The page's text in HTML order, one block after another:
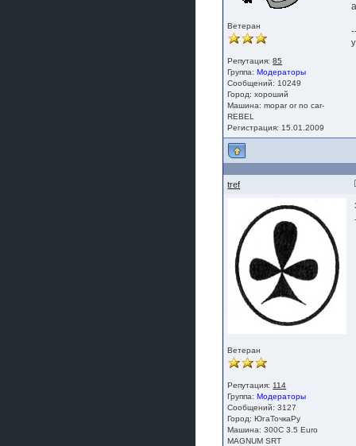
Ветеран
Репутация:85
Группа:Модераторы
Сообщений: 10249
Город: хороший
Машина: mopar or no car-
REBEL
Регистрация: 15.01.2009
tref
Ветеран
Репутация: 114
Группа:Модераторы
Сообщений: 3127
Город: ЮгаТочкаРу
Машина: 300С 3.5 Euro
MAGNUM SRT